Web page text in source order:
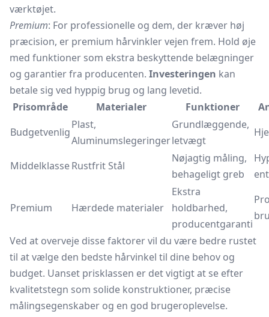
værktøjet.
Premium: For professionelle og dem, der kræver høj
præcision, er premium hårvinkler vejen frem. Hold øje
med funktioner som ekstra beskyttende belægninger
og garantier fra producenten. Investeringen kan
betale sig ved hyppig brug og lang levetid.
Prisområde
Materialer Funktioner
Budgetvenlig
Plast,
Aluminumslegeringer
Grundlæggende,
letvægt
MiddelklasseRustfrit Stål
Nøjagtig måling,
behageligt greb
Premium Hærdede materialer
Ekstra
holdbarhed,
producentgaranti
Ved at overveje disse faktorer vil du være bedre rustet
til at vælge den bedste hårvinkel til dine behov og
budget. Uanset prisklassen er det vigtigt at se efter
kvalitetstegn som solide konstruktioner, præcise
målingsegenskaber og en god brugeroplevelse.